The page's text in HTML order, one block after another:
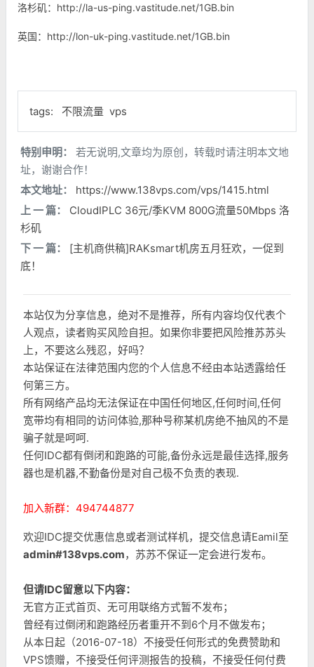
洛杉矶：http://la-us-ping.vastitude.net/1GB.bin
英国：http://lon-uk-ping.vastitude.net/1GB.bin
tags: 不限流量 vps
特别申明：
若无说明,文章均为原创，转载时请注明本文地
址，谢谢合作！
本文地址：
https://www.138vps.com/vps/1415.html
上 一 篇：
CloudIPLC 36元/季KVM 800G流量50Mbps 洛
杉矶
下 一 篇：
[主机商供稿]RAKsmart机房五月狂欢，一促到
底！
本站仅为分享信息，绝对不是推荐，所有内容均仅代表个
人观点，读者购买风险自担。如果你非要把风险推苏苏头
上，不要这么残忍，好吗？
本站保证在法律范围内您的个人信息不经由本站透露给任
何第三方。
所有网络产品均无法保证在中国任何地区,任何时间,任何
宽带均有相同的访问体验,那种号称某机房绝不抽风的不是
骗子就是呵呵.
任何IDC都有倒闭和跑路的可能,备份永远是最佳选择,服务
器也是机器,不勤备份是对自己极不负责的表现.
加入新群：494744877
欢迎IDC提交优惠信息或者测试样机，提交信息请Eamil至
admin#138vps.com，苏苏不保证一定会进行发布。
但请IDC留意以下内容：
无官方正式首页、无可用联络方式暂不发布；
曾经有过倒闭和跑路经历者重开不到6个月不做发布；
从本日起（2016-07-18）不接受任何形式的免费赞助和
VPS馈赠，不接受任何评测报告的投稿，不接受任何付费